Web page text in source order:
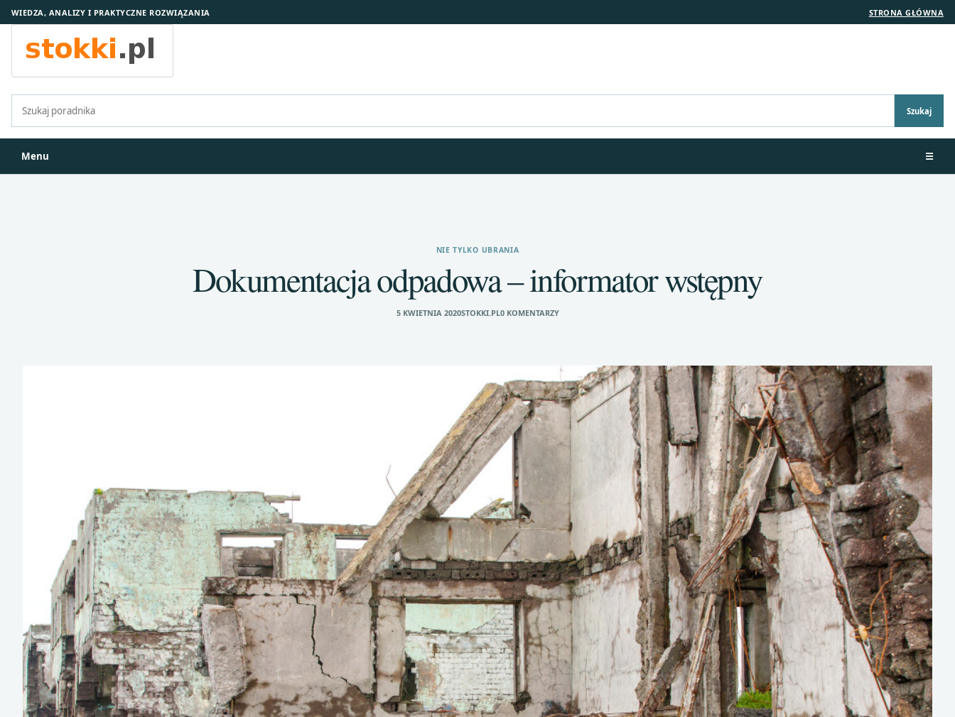
WIEDZA, ANALIZY I PRAKTYCZNE ROZWIĄZANIA STRONA GŁÓWNA
Szukaj
Menu ☰
NIE TYLKO UBRANIA
Dokumentacja odpadowa – informator wstępny
5 KWIETNIA 2020STOKKI.PL0 KOMENTARZY